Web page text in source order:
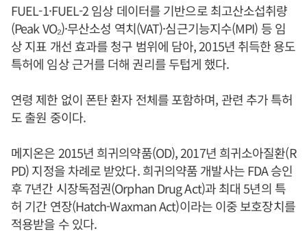
FUEL-1·FUEL-2 임상 데이터를 기반으로 최고산소섭취량
(Peak VO₂)·무산소성 역치(VAT)·심근기능지수(MPI) 등 임
상 지표 개선 효과를 청구 범위에 담아, 2015년 취득한 용도
특허에 임상 근거를 더해 권리를 두텁게 했다.
연령 제한 없이 폰탄 환자 전체를 포함하며, 관련 추가 특허
도 출원 중이다.
메지온은 2015년 희귀의약품(OD), 2017년 희귀소아질환(R
PD) 지정을 차례로 받았다. 희귀의약품 개발사는 FDA 승인
후 7년간 시장독점권(Orphan Drug Act)과 최대 5년의 특
허 기간 연장(Hatch-Waxman Act)이라는 이중 보호장치를
적용받을 수 있다.